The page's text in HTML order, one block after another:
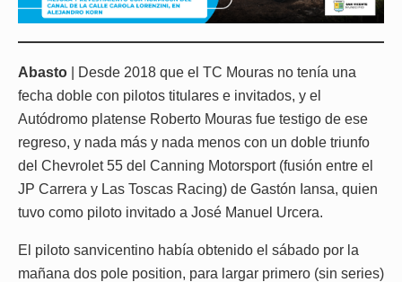
Abasto | Desde 2018 que el TC Mouras no tenía una
fecha doble con pilotos titulares e invitados, y el
Autódromo platense Roberto Mouras fue testigo de ese
regreso, y nada más y nada menos con un doble triunfo
del Chevrolet 55 del Canning Motorsport (fusión entre el
JP Carrera y Las Toscas Racing) de Gastón Iansa, quien
tuvo como piloto invitado a José Manuel Urcera.
El piloto sanvicentino había obtenido el sábado por la
mañana dos pole position, para largar primero (sin series)